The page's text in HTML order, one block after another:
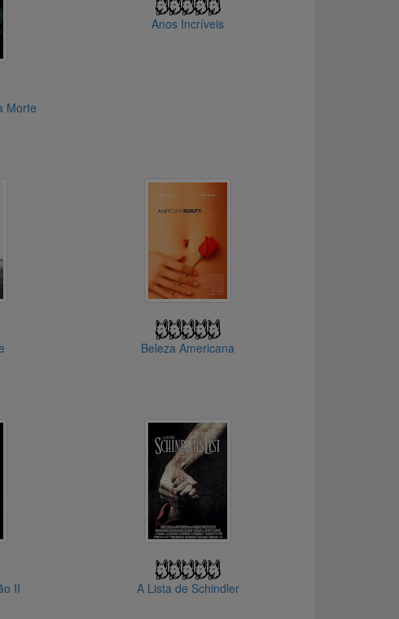
Morte
Anos Incríveis
Beleza Americana
II A Lista de Schindler